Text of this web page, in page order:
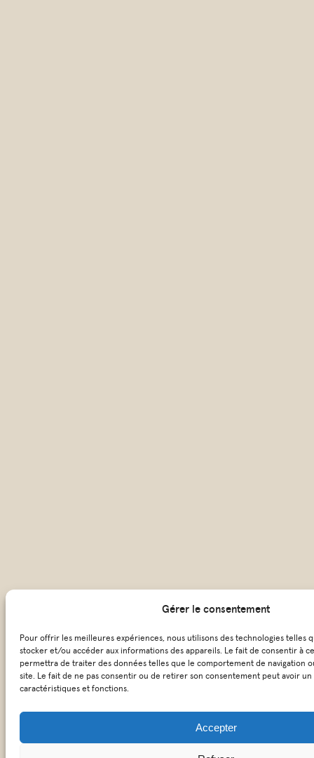
Gérer le consentement
Pour offrir les meilleures expériences, nous utilisons des technologies telles
stocker et/ou accéder aux informations des appareils. Le fait de consentir à
permettra de traiter des données telles que le comportement de navigation
site. Le fait de ne pas consentir ou de retirer son consentement peut avoir
caractéristiques et fonctions.
Accepter